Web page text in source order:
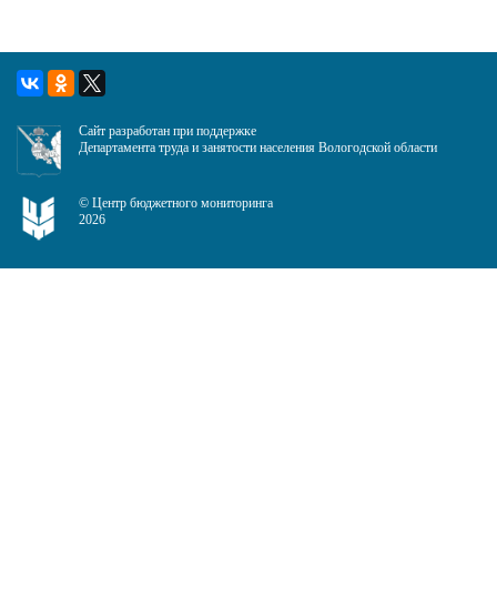
Сайт разработан при поддержке
Департамента труда и занятости населения Вологодской области
© Центр бюджетного мониторинга
2026